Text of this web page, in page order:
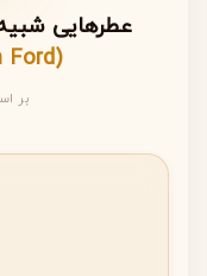
رایحه غالب:
حس کلی: گرم،
حال‌وهوا:
لطافت گل‌ها و گرمای
عطرهایی
(Orchid Soleil Tom Ford)
بر